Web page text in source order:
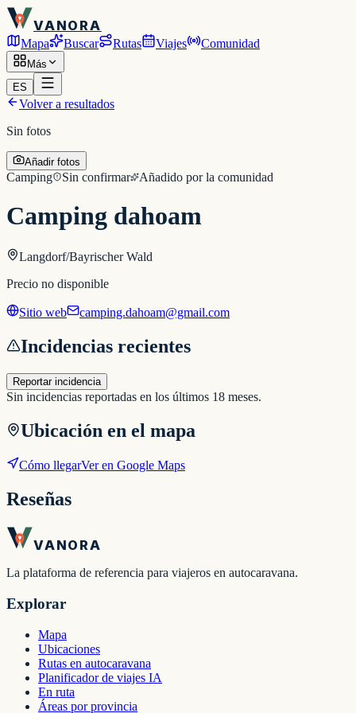
VANORA
Mapa Buscar Rutas Viajes Comunidad
Más
ES
Volver a resultados
Sin fotos
Añadir fotos
Camping Sin confirmar Añadido por la comunidad
Camping dahoam
Langdorf/Bayrischer Wald
Precio no disponible
Sitio web camping.dahoam@gmail.com
Incidencias recientes
Reportar incidencia
Sin incidencias reportadas en los últimos 18 meses.
Ubicación en el mapa
Cómo llegarVer en Google Maps
Reseñas
VANORA
La plataforma de referencia para viajeros en autocaravana.
Explorar
Mapa
Ubicaciones
Rutas en autocaravana
Planificador de viajes IA
En ruta
Áreas por provincia